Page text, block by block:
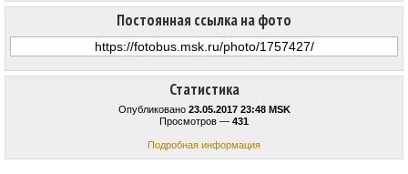
Статистика
Опубликовано 23.05.2017 23:48 MSK
Просмотров — 431
Подробная информация
Постоянная ссылка на фото